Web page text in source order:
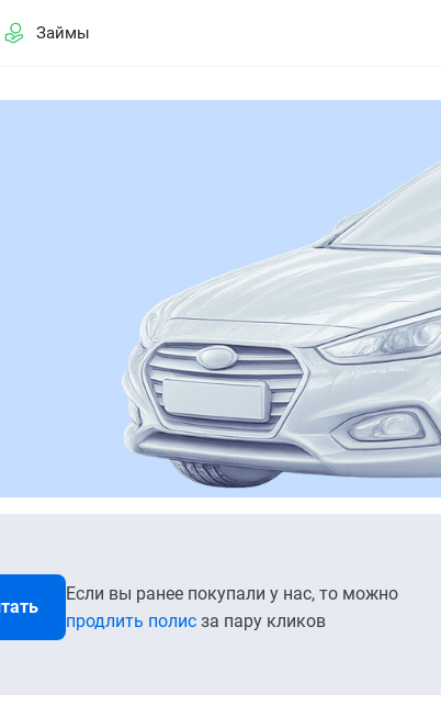
Займы
Если вы ранее покупали у нас, то можно
продлить полис за пару кликов